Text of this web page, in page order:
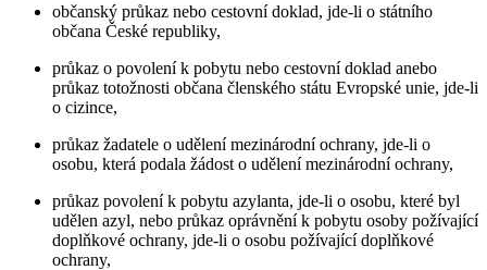
občanský průkaz nebo cestovní doklad, jde-li o státního
občana České republiky,
průkaz o povolení k pobytu nebo cestovní doklad anebo
průkaz totožnosti občana členského státu Evropské unie, jde-li
o cizince,
průkaz žadatele o udělení mezinárodní ochrany, jde-li o
osobu, která podala žádost o udělení mezinárodní ochrany,
průkaz povolení k pobytu azylanta, jde-li o osobu, které byl
udělen azyl, nebo průkaz oprávnění k pobytu osoby požívající
doplňkové ochrany, jde-li o osobu požívající doplňkové
ochrany,